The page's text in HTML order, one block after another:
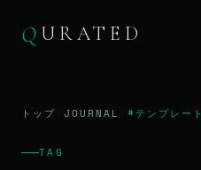
Q URATED
QURATED
トップ JOURNAL #テンプレート
TAG